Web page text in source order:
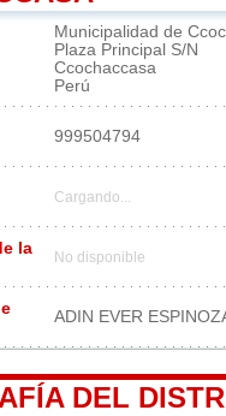
Municipalidad de
Plaza Principal S/N
Ccochaccasa
Perú
999504794
Cargando...
la
No disponible
ADIN EVER
DEL